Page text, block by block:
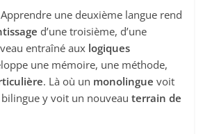
une deuxième langue rend
d’une troisième, d’une
entraîné aux logiques
une mémoire, une méthode,
. Là où un monolingue voit
y voit un nouveauterrain de